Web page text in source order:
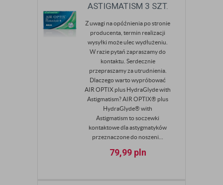
ASTIGMATISM 3 SZT.
Z uwagi na opóźnienia po stronie
producenta, termin realizacji
wysyłki może ulec wydłużeniu.
W razie pytań zapraszamy do
kontaktu. Serdecznie
przepraszamy za utrudnienia.
Dlaczego warto wypróbować
AIR OPTIX plus HydraGlyde with
Astigmatism? AIR OPTIX® plus
HydraGlyde® with
Astigmatism to soczewki
kontaktowe dla astygmatyków
przeznaczone do noszeni...
79,99 pln